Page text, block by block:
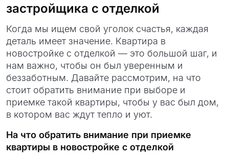
застройщика с отделкой
Когда мы ищем свой уголок счастья, каждая
деталь имеет значение. Квартира в
новостройке с отделкой — это большой шаг, и
нам важно, чтобы он был уверенным и
беззаботным. Давайте рассмотрим, на что
стоит обратить внимание при выборе и
приемке такой квартиры, чтобы у вас был дом,
в котором вас ждут тепло и уют.
На что обратить внимание при приемке
квартиры в новостройке с отделкой